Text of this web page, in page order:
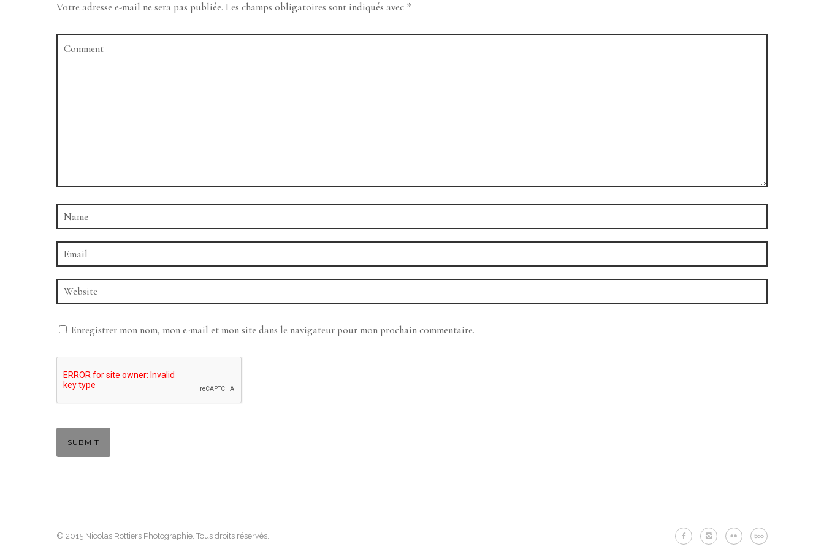
Votre adresse e-mail ne sera pas publiée. Les champs obligatoires sont indiqués avec *
Enregistrer mon nom, mon e-mail et mon site dans le navigateur pour mon prochain commentaire.
© 2015 Nicolas Rottiers Photographie. Tous droits réservés.